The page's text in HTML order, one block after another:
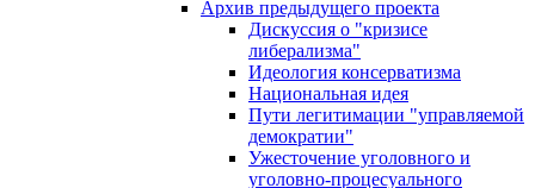
Архив предыдущего проекта
Дискуссия о "кризисе
либерализма"
Идеология консерватизма
Национальная идея
Пути легитимации "управляемой
демократии"
Ужесточение уголовного и
уголовно-процесуального